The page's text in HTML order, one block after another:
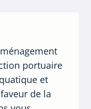
portuaire
et
de la